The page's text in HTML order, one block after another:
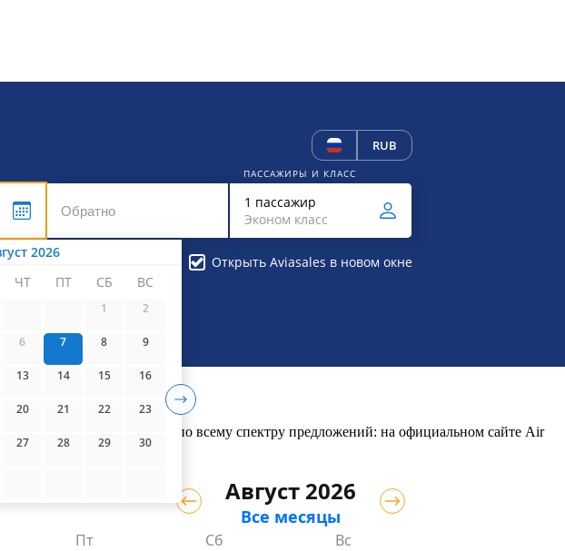
RUB
2026
ЧТ ПТ СБ ВС
1 2
6 7 8 9
13 14 15 16
20 21 22 23
27 28 29 30
ПАССАЖИРЫ И КЛАСС
1 пассажир
Эконом класс
Открыть Aviasales в новом окне
цены на рейсы по всему спектру предложений: на официальном сайте Air
₽
Август 2026
Все месяцы
Пт Сб Вс